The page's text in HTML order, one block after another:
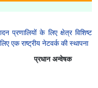
प्रणालियों के लिए क्षेत्र विशिष्ट
एक राष्ट्रीय नेटवर्क की स्थापना
प्रधान अन्वेषक